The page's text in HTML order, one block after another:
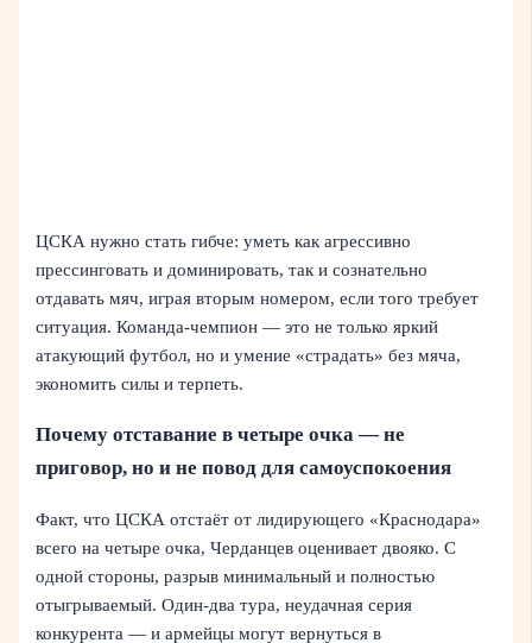
ЦСКА нужно стать гибче: уметь как агрессивно
прессинговать и доминировать, так и сознательно
отдавать мяч, играя вторым номером, если того требует
ситуация. Команда-чемпион — это не только яркий
атакующий футбол, но и умение «страдать» без мяча,
экономить силы и терпеть.
Почему отставание в четыре очка — не
приговор, но и не повод для самоуспокоения
Факт, что ЦСКА отстаёт от лидирующего «Краснодара»
всего на четыре очка, Черданцев оценивает двояко. С
одной стороны, разрыв минимальный и полностью
отыгрываемый. Один-два тура, неудачная серия
конкурента — и армейцы могут вернуться в